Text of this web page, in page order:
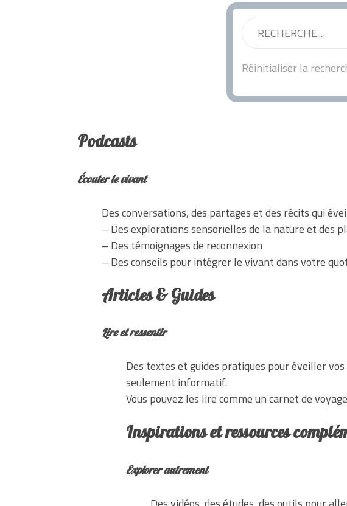
Réinitialiser la
Podcasts
Écouter le vivant
Des conversations, des partages et des récits qui
– Des explorations sensorielles de la nature et des
– Des témoignages de reconnexion
– Des conseils pour intégrer le vivant dans votre
Articles & Guides
Lire et ressentir
Des textes et guides pratiques pour éveiller
seulement informatif.
Vous pouvez les lire comme un carnet de
Inspirations et ressources
Explorer autrement